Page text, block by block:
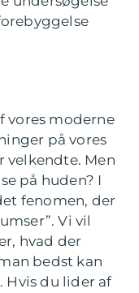
vores moderne
på vores
velkendte. Men
på huden? I
fenomen, der
Vi vil
hvad der
bedst kan
Hvis du lider af